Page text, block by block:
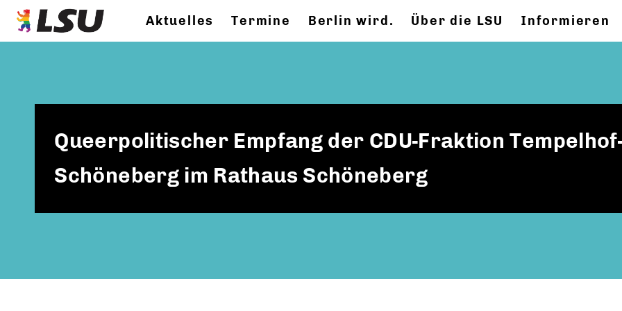
Aktuelles Termine Berlin wird. Über die LSU Informieren
Queerpolitischer Empfang der CDU-Fraktion
Schöneberg im Rathaus Schöneberg